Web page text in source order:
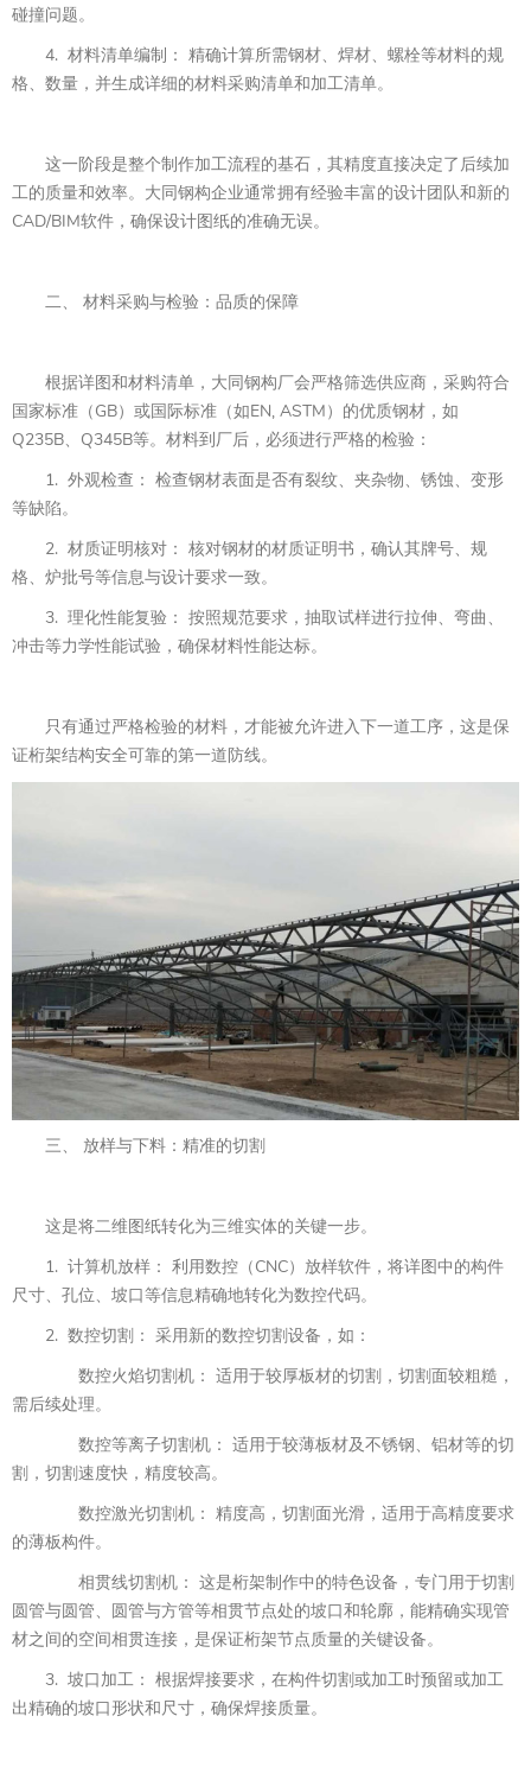
碰撞问题。
4. 材料清单编制： 精确计算所需钢材、焊材、螺栓等材料的规
格、数量，并生成详细的材料采购清单和加工清单。
这一阶段是整个制作加工流程的基石，其精度直接决定了后续加
工的质量和效率。大同钢构企业通常拥有经验丰富的设计团队和新的
CAD/BIM软件，确保设计图纸的准确无误。
二、 材料采购与检验：品质的保障
根据详图和材料清单，大同钢构厂会严格筛选供应商，采购符合
国家标准（GB）或国际标准（如EN, ASTM）的优质钢材，如
Q235B、Q345B等。材料到厂后，必须进行严格的检验：
1. 外观检查： 检查钢材表面是否有裂纹、夹杂物、锈蚀、变形
等缺陷。
2. 材质证明核对： 核对钢材的材质证明书，确认其牌号、规
格、炉批号等信息与设计要求一致。
3. 理化性能复验： 按照规范要求，抽取试样进行拉伸、弯曲、
冲击等力学性能试验，确保材料性能达标。
只有通过严格检验的材料，才能被允许进入下一道工序，这是保
证桁架结构安全可靠的第一道防线。
三、 放样与下料：精准的切割
这是将二维图纸转化为三维实体的关键一步。
1. 计算机放样： 利用数控（CNC）放样软件，将详图中的构件
尺寸、孔位、坡口等信息精确地转化为数控代码。
2. 数控切割： 采用新的数控切割设备，如：
数控火焰切割机： 适用于较厚板材的切割，切割面较粗糙，
需后续处理。
数控等离子切割机： 适用于较薄板材及不锈钢、铝材等的切
割，切割速度快，精度较高。
数控激光切割机： 精度高，切割面光滑，适用于高精度要求
的薄板构件。
相贯线切割机： 这是桁架制作中的特色设备，专门用于切割
圆管与圆管、圆管与方管等相贯节点处的坡口和轮廓，能精确实现管
材之间的空间相贯连接，是保证桁架节点质量的关键设备。
3. 坡口加工： 根据焊接要求，在构件切割或加工时预留或加工
出精确的坡口形状和尺寸，确保焊接质量。